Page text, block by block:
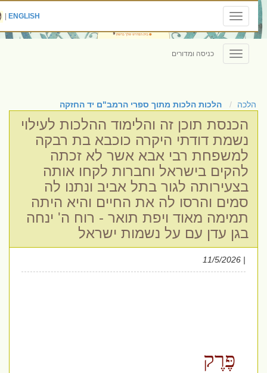
Toggle
navigation
ENGLISH
|
Toggle
navigation
כניסה ומדורים
הלכה הלכות הלכות מתוך ספרי הרמב"ם יד החזקה
הכנסת תוכן זה והלימוד ההלכות לעילוי
נשמת דודתי היקרה כוכבא בת רבקה
למשפחת רבי אבא אשר לא זכתה
להקים בישראל וחברות לקחו אותה
בצעירותה לגור בתל אביב ונתנו לה
סמים והרסו לה את החיים והיא היתה
תמימה מאוד ויפת תואר - רוח ה' ינחה
בגן עדן עם על נשמות ישראל
פֶּרֶק